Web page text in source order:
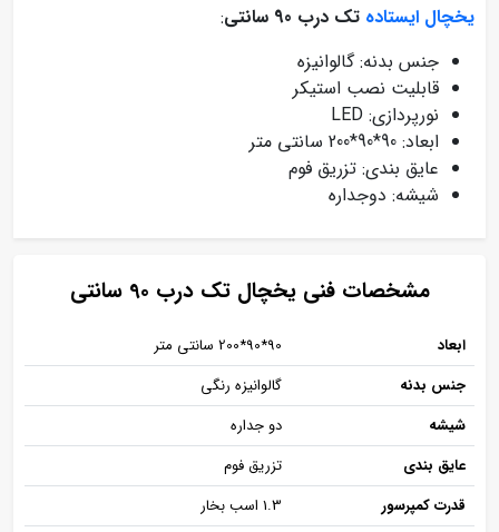
یخچال ایستاده تک درب 90 سانتی
:
جنس بدنه: گالوانیزه
قابلیت نصب استیکر
نورپردازی: LED
ابعاد: 90*90*200 سانتی متر
عایق بندی: تزریق فوم
شیشه: دوجداره
مشخصات فنی یخچال تک درب 90 سانتی
ابعاد
90*90*200 سانتی متر
جنس بدنه
گالوانیزه رنگی
شیشه
دو جداره
عایق بندی
تزریق فوم
قدرت کمپرسور
1.3 اسب بخار